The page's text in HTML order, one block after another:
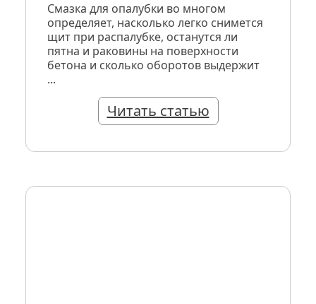
Смазка для опалубки во многом
определяет, насколько легко снимется
щит при распалубке, останутся ли
пятна и раковины на поверхности
бетона и сколько оборотов выдержит
...
Читать статью